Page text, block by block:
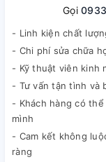
Gọi
- Linh kiện chất
- Chi phí sửa chữa
- Kỹ thuật viên kinh
- Tư vấn tận tình và
- Khách hàng có
mình
- Cam kết không
ràng